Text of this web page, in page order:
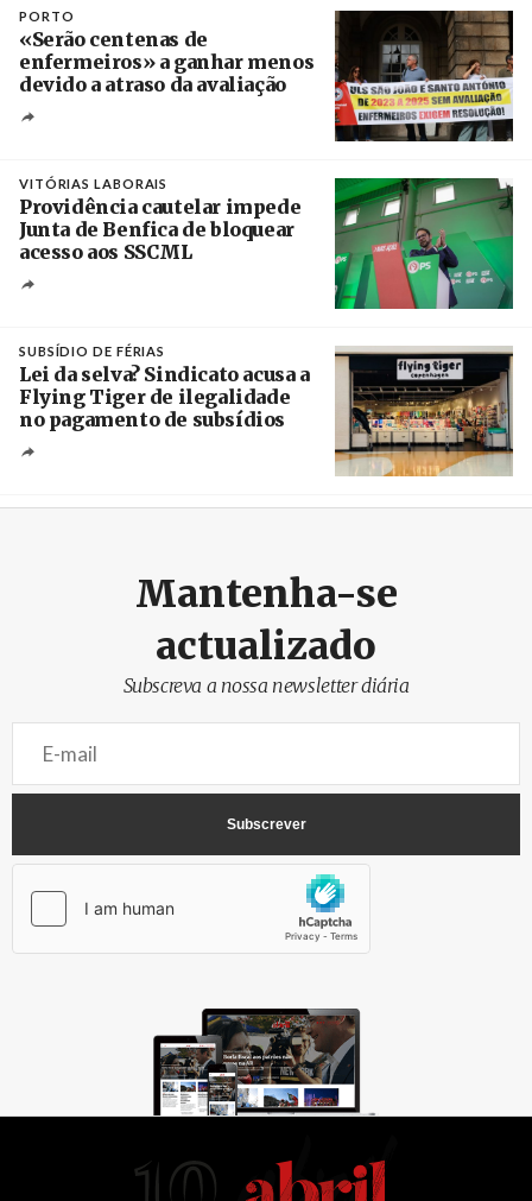
PORTO
«Serão centenas de
enfermeiros» a ganhar menos
devido a atraso da avaliação
VITÓRIAS LABORAIS
Providência cautelar impede
Junta de Benfica de bloquear
acesso aos SSCML
SUBSÍDIO DE FÉRIAS
Lei da selva? Sindicato acusa a
Flying Tiger de ilegalidade
no pagamento de subsídios
Mantenha-se
actualizado
Subscreva a nossa newsletter diária